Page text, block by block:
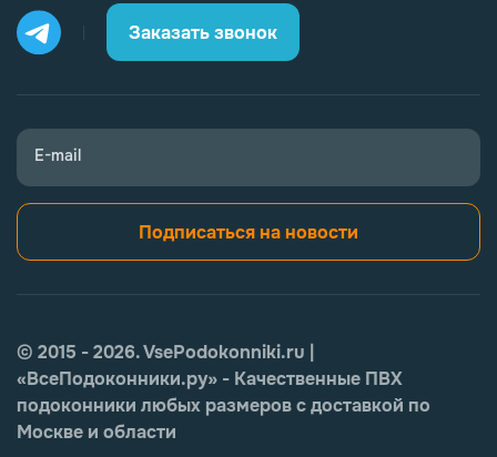
Заказать звонок
E-mail
Подписаться на новости
© 2015 - 2026. VsePodokonniki.ru |
«ВсеПодоконники.ру» - Качественные ПВХ
подоконники любых размеров с доставкой по
Москве и области